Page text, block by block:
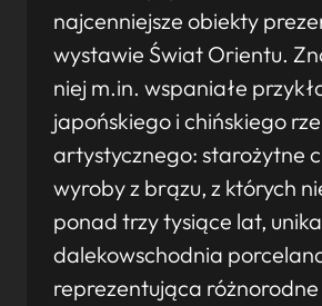
najcenniejsze obiekty
wystawie Świat Orientu.
niej m.in. wspaniałe
japońskiego i chińskiego
artystycznego: starożytne
wyroby z brązu, z których
ponad trzy tysiące lat,
dalekowschodnia
reprezentująca różnorodne